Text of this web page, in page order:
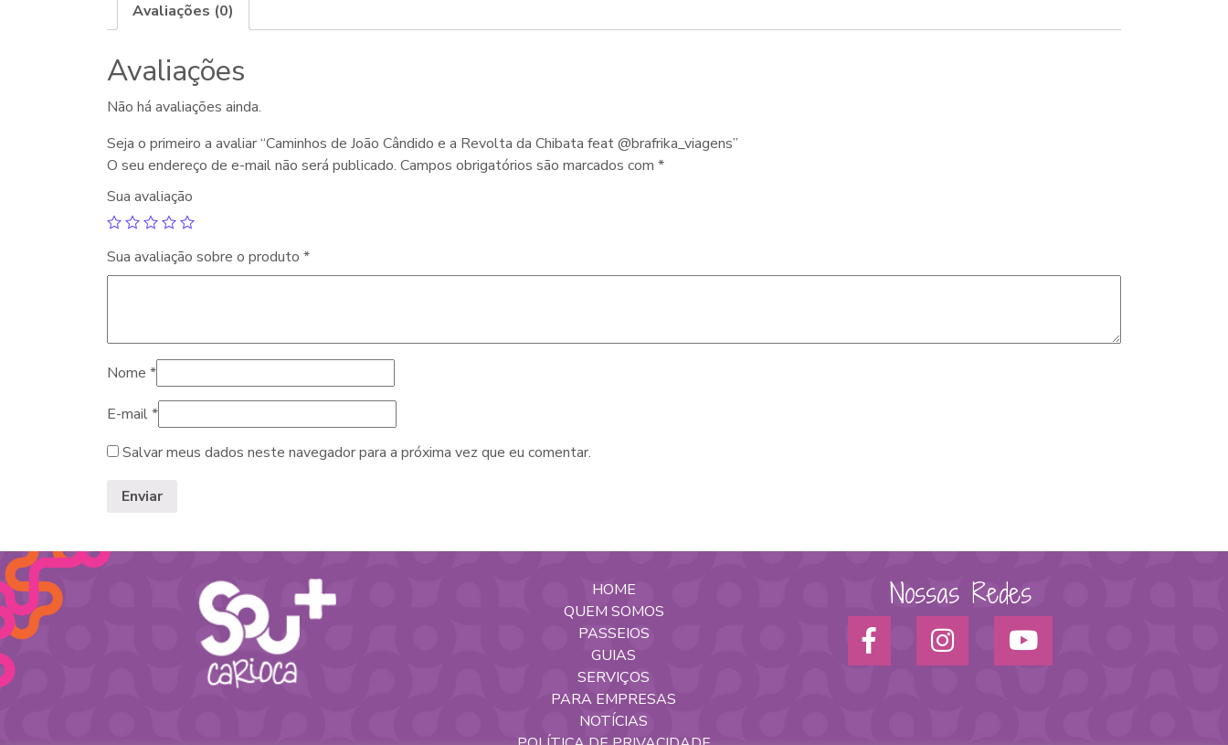
Avaliações (0)
Avaliações
Não há avaliações ainda.
Seja o primeiro a avaliar “Caminhos de João Cândido e a Revolta da Chibata feat @brafrika_viagens”
O seu endereço de e-mail não será publicado. Campos obrigatórios são marcados com *
Sua avaliação
Sua avaliação sobre o produto *
Nome *
E-mail*
Salvar meus dados neste navegador para a próxima vez que eu comentar.
HOME
QUEM SOMOS
PASSEIOS
GUIAS
SERVIÇOS
PARA EMPRESAS
NOTÍCIAS
Nossas Redes